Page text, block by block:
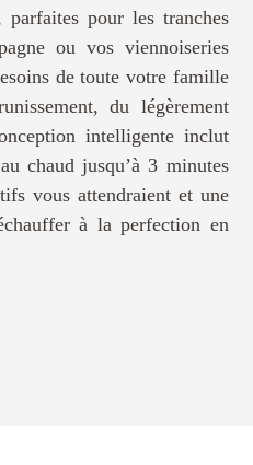
pour les tranches
ou vos viennoiseries
de toute votre famille
du légèrement
intelligente inclut
chaud jusqu’à 3 minutes
vous attendraient et une
à la perfection en